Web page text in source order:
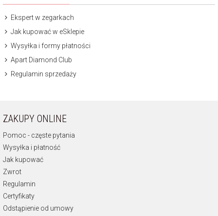
Ekspert w zegarkach
Jak kupować w eSklepie
Wysyłka i formy płatności
Apart Diamond Club
Regulamin sprzedaży
ZAKUPY ONLINE
Pomoc - częste pytania
Wysyłka i płatność
Jak kupować
Zwrot
Regulamin
Certyfikaty
Odstąpienie od umowy